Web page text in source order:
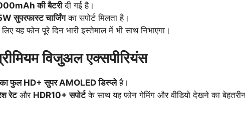
की बैटरीदी गई है।
सुपरफास्ट चार्जिंगका सपोर्ट मिलता है।
यह फोन पूरे दिन भारी इस्तेमाल में भी साथ निभाएगा।
विजुअल एक्सपीरियंस
फुल HD+ सुपर AMOLED डिस्प्लेहै।
रेटऔर HDR10+ सपोर्टके साथ यह फोन गेमिंग और वीडियो देखने का